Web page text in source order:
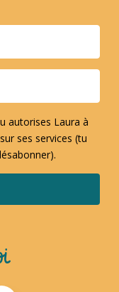
autorises Laura à
ses services (tu